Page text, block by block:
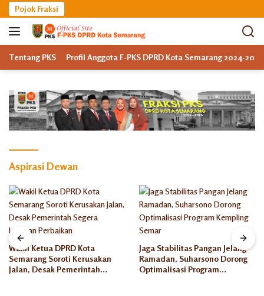
Langsung
ke
konten
Pojok Fraksi
Tentang PKS Profil Anggota F-PKS DPRD Kota Semarang 2024-2029
Aspirasi Dewan
Wakil Ketua DPRD Kota
Semarang Soroti Kerusakan
Jalan, Desak Pemerintah
Jaga Stabilitas Pangan Jelang
Ramadan, Suharsono Dorong
Optimalisasi Program